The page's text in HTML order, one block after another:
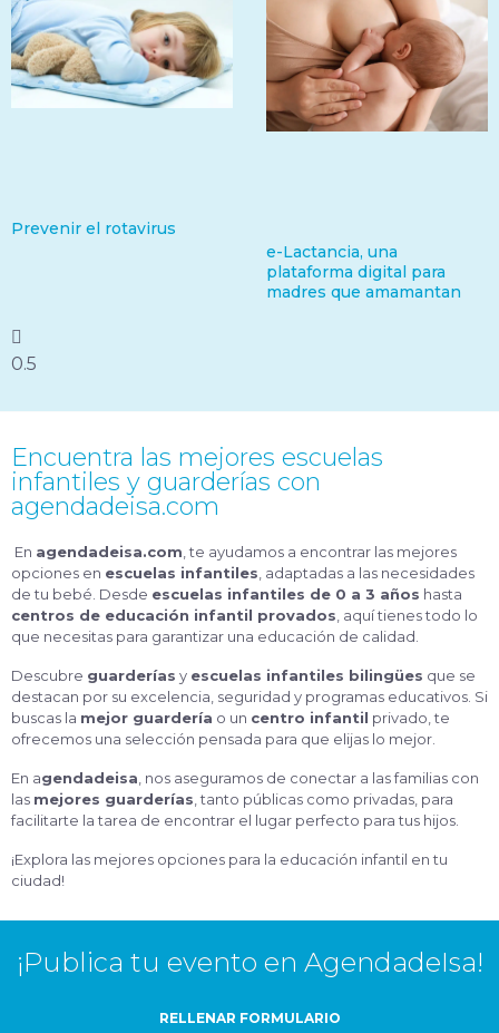
Prevenir el rotavirus
e-Lactancia, una
plataforma digital para
madres que amamantan
Encuentra las mejores escuelas
infantiles y guarderías con
agendadeisa.com
En agendadeisa.com , te ayudamos a encontrar las mejores
opciones en escuelas infantiles , adaptadas a las necesidades
de tu bebé. Desde escuelas infantiles de 0 a 3 años hasta
centros de educación infantil provados , aquí tienes todo lo
que necesitas para garantizar una educación de calidad.
Descubre guarderías y escuelas infantiles bilingües que se
destacan por su excelencia, seguridad y programas educativos. Si
buscas la mejor guardería o un centro infantil privado, te
ofrecemos una selección pensada para que elijas lo mejor.
En agendadeisa , nos aseguramos de conectar a las familias con
las mejores guarderías , tanto públicas como privadas, para
facilitarte la tarea de encontrar el lugar perfecto para tus hijos.
¡Explora las mejores opciones para la educación infantil en tu
ciudad!
¡Publica tu evento en AgendadeIsa!
RELLENAR FORMULARIO